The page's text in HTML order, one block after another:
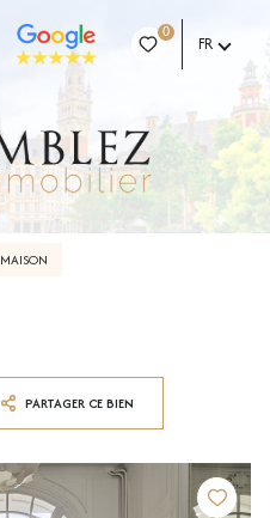
0
FR
MAISON
PARTAGER CE BIEN